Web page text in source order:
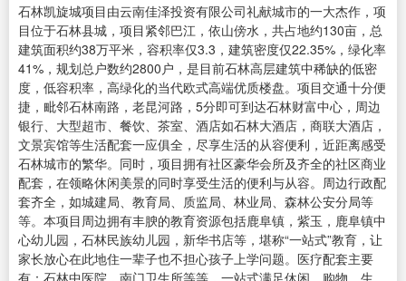
石林凯旋城项目由云南佳泽投资有限公司礼献城市的一大杰作，项
目位于石林县城，项目紧邻巴江，依山傍水，共占地约130亩，总
建筑面积约38万平米，容积率仅3.3，建筑密度仅22.35%，绿化率
41%，规划总户数约2800户，是目前石林高层建筑中稀缺的低密
度，低容积率，高绿化的当代欧式高端优质楼盘。项目交通十分便
捷，毗邻石林南路，老昆河路，5分即可到达石林财富中心，周边
银行、大型超市、餐饮、茶室、酒店如石林大酒店，商联大酒店，
文景宾馆等生活配套一应俱全，尽享生活的从容便利，近距离感受
石林城市的繁华。同时，项目拥有社区豪华会所及齐全的社区商业
配套，在领略休闲美景的同时享受生活的便利与从容。周边行政配
套齐全，如城建局、教育局、质监局、林业局、森林公安分局等
等。本项目周边拥有丰腴的教育资源包括鹿阜镇，紫玉，鹿阜镇中
心幼儿园，石林民族幼儿园，新华书店等，堪称“一站式”教育，让
家长放心在此地住一辈子也不担心孩子上学问题。医疗配套主要